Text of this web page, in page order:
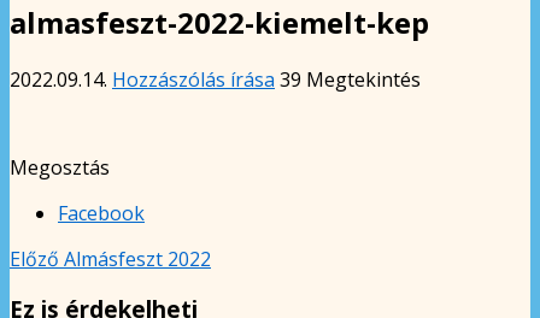
almasfeszt-2022-kiemelt-kep
2022.09.14. Hozzászólás írása 39 Megtekintés
Megosztás
Facebook
Előző Almásfeszt 2022
Ez is érdekelheti